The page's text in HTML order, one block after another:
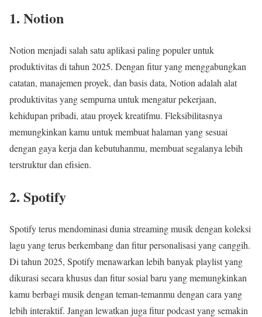
1. Notion
Notion menjadi salah satu aplikasi paling populer untuk
produktivitas di tahun 2025. Dengan fitur yang menggabungkan
catatan, manajemen proyek, dan basis data, Notion adalah alat
produktivitas yang sempurna untuk mengatur pekerjaan,
kehidupan pribadi, atau proyek kreatifmu. Fleksibilitasnya
memungkinkan kamu untuk membuat halaman yang sesuai
dengan gaya kerja dan kebutuhanmu, membuat segalanya lebih
terstruktur dan efisien.
2. Spotify
Spotify terus mendominasi dunia streaming musik dengan koleksi
lagu yang terus berkembang dan fitur personalisasi yang canggih.
Di tahun 2025, Spotify menawarkan lebih banyak playlist yang
dikurasi secara khusus dan fitur sosial baru yang memungkinkan
kamu berbagi musik dengan teman-temanmu dengan cara yang
lebih interaktif. Jangan lewatkan juga fitur podcast yang semakin